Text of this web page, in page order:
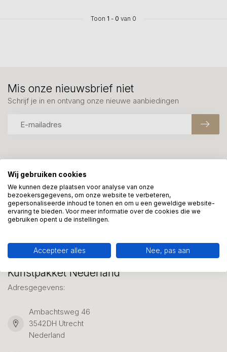
Toon 1 - 0 van 0
We helpen graag met uw keuze of geven advies, bel of app
ons 7 dagen per week: 06-23643267
Klantenservice
Mis onze nieuwsbrief niet
Schrijf je in en ontvang onze nieuwe aanbiedingen
Kunstpakket Nederland
Adresgegevens:
Ambachtsweg 46
3542DH Utrecht
Nederland
Wij gebruiken cookies
We kunnen deze plaatsen voor analyse van onze
bezoekersgegevens, om onze website te verbeteren,
gepersonaliseerde inhoud te tonen en om u een geweldige website-
ervaring te bieden. Voor meer informatie over de cookies die we
gebruiken opent u de instellingen.
Accepteer alles Nee, pas aan